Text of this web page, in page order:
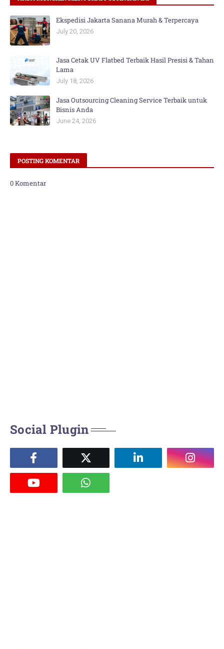
Ekspedisi Jakarta Sanana Murah & Terpercaya
July 20, 2026
Jasa Cetak UV Flatbed Terbaik Hasil Presisi & Tahan
Lama
July 18, 2026
Jasa Outsourcing Cleaning Service Terbaik untuk
Bisnis Anda
June 24, 2026
POSTING KOMENTAR
0 Komentar
Social Plugin